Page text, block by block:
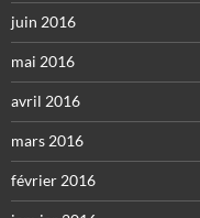
juin 2016
mai 2016
avril 2016
mars 2016
février 2016